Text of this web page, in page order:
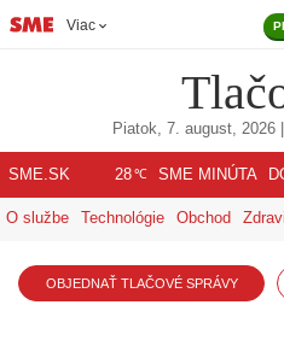
Viac
Piatok, 7. august, 2026
SME.SK 28℃ SME MINÚTA
O službe Technológie Obchod
OBJEDNAŤ TLAČOVÉ SPRÁVY